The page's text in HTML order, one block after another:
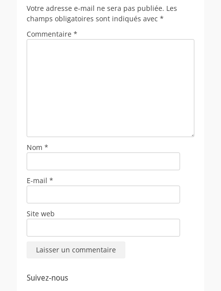
Votre adresse e-mail ne sera pas publiée. Les
champs obligatoires sont indiqués avec *
Commentaire *
Nom *
E-mail *
Site web
Suivez-nous